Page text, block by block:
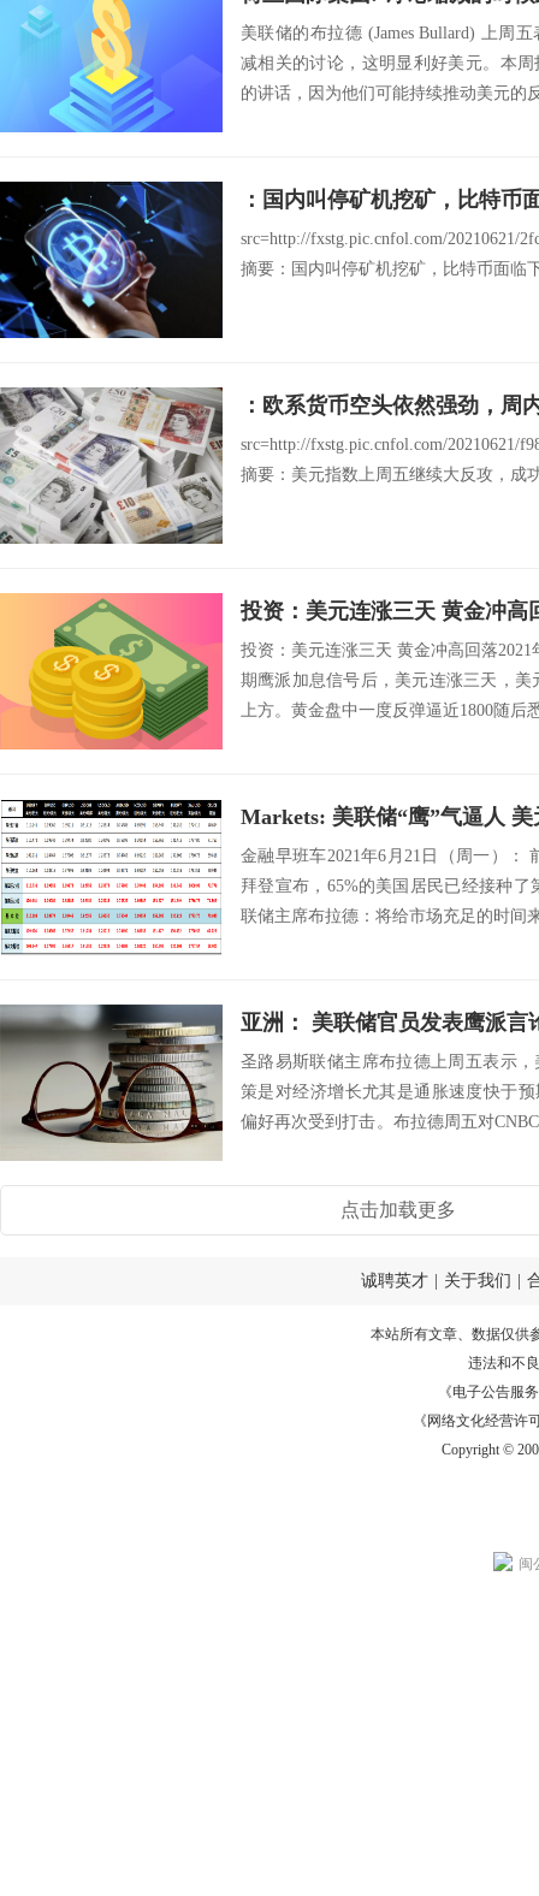
美联储的布拉德 (James Bullard) 上周
减相关的讨论，这明显利好美元。本
的讲话，因为他们可能持续推动美元的
：国内叫停矿机挖矿，比特币
src=http://fxstg.pic.cnfol.com/20210621/
摘要：国内叫停矿机挖矿，比特币面临
：欧系货币空头依然强劲，周
src=http://fxstg.pic.cnfol.com/20210621/
摘要：美元指数上周五继续大反攻，成
投资：美元连涨三天 黄金冲高
投资：美元连涨三天 黄金冲高回落
期鹰派加息信号后，美元连涨三天，美
上方。黄金盘中一度反弹逼近1800随后
Markets: 美联储“鹰”气逼人 美
金融早班车2021年6月21日（周一）：
拜登宣布，65%的美国居民已经接种
联储主席布拉德：将给市场充足的时间
亚洲： 美联储官员发表鹰派言
圣路易斯联储主席布拉德上周五表示
策是对经济增长尤其是通胀速度快于
偏好再次受到打击。布拉德周五对
点击加载更多
诚聘英才 关于我们
本站所有文章、数据仅供
违法和不
《电子公告服务
《网络文化经营许
Copyright ©
闽